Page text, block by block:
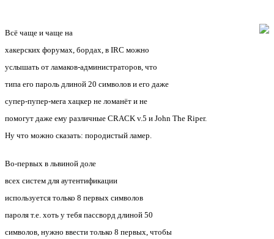
Всё чаще и чаще на
хакерских форумах, бордах, в IRC можно
услышать от ламаков-администраторов, что
типа его пароль длиной 20 символов и его даже
супер-пупер-мега хацкер не ломанёт и не
помогут даже ему различные CRACK v.5 и John The Riper.
Ну что можно сказать: породистый ламер.
Во-первых в львиной доле
всех систем для аутентификации
используется только 8 первых символов
пароля т.е. хоть у тебя пассворд длиной 50
символов, нужно ввести только 8 первых, чтобы